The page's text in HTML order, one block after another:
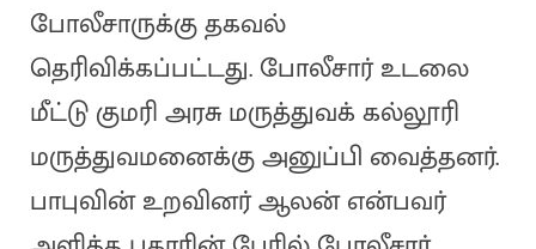
போலீசாருக்கு தகவல்
தெரிவிக்கப்பட்டது. போலீசார் உடலை
மீட்டு குமரி அரசு மருத்துவக் கல்லூரி
மருத்துவமனைக்கு அனுப்பி வைத்தனர்.
பாபுவின் உறவினர் ஆலன் என்பவர்